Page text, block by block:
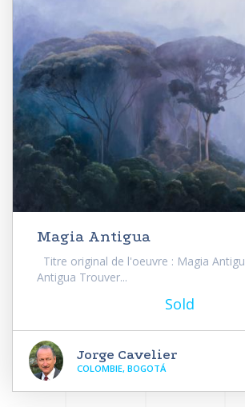
Magia Antigua
Titre original de l'oeuvre : Magia
Antigua Trouver...
Sold
Jorge Cavelier
COLOMBIE, BOGOTÁ